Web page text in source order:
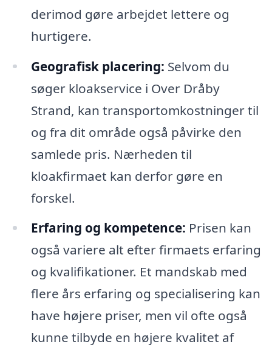
derimod gøre arbejdet lettere og
hurtigere.
Geografisk placering: Selvom du
søger kloakservice i Over Dråby
Strand, kan transportomkostninger til
og fra dit område også påvirke den
samlede pris. Nærheden til
kloakfirmaet kan derfor gøre en
forskel.
Erfaring og kompetence: Prisen kan
også variere alt efter firmaets erfaring
og kvalifikationer. Et mandskab med
flere års erfaring og specialisering kan
have højere priser, men vil ofte også
kunne tilbyde en højere kvalitet af